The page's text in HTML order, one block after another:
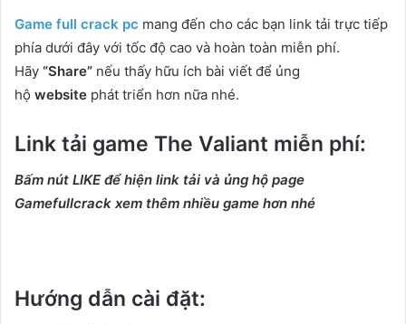
Game full crack pc mang đến cho các bạn link tải trực tiếp
phía dưới đây với tốc độ cao và hoàn toàn miễn phí.
Hãy “Share” nếu thấy hữu ích bài viết để ủng
hộ website phát triển hơn nữa nhé.
Link tải game The Valiant miễn phí:
Bấm nút LIKE để hiện link tải và ủng hộ page
Gamefullcrack xem thêm nhiều game hơn nhé
Hướng dẫn cài đặt: